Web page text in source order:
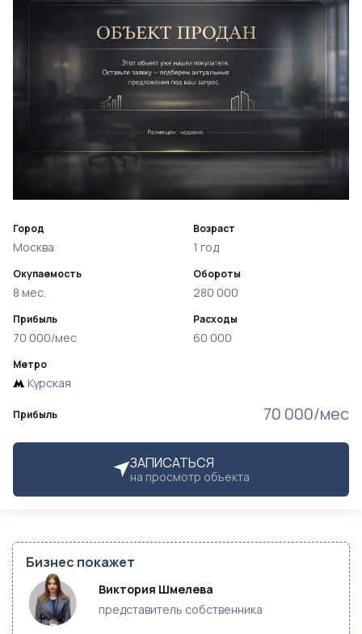
Прибыль 70 000/мес
ЗАПИСАТЬСЯ
на просмотр объекта
Город
Москва
Окупаемость
8 мес.
Прибыль
70 000/мес
Возраст
1 год
Обороты
280 000
Расходы
60 000
Метро
Курская
Бизнес покажет
Виктория Шмелева
представитель собственника